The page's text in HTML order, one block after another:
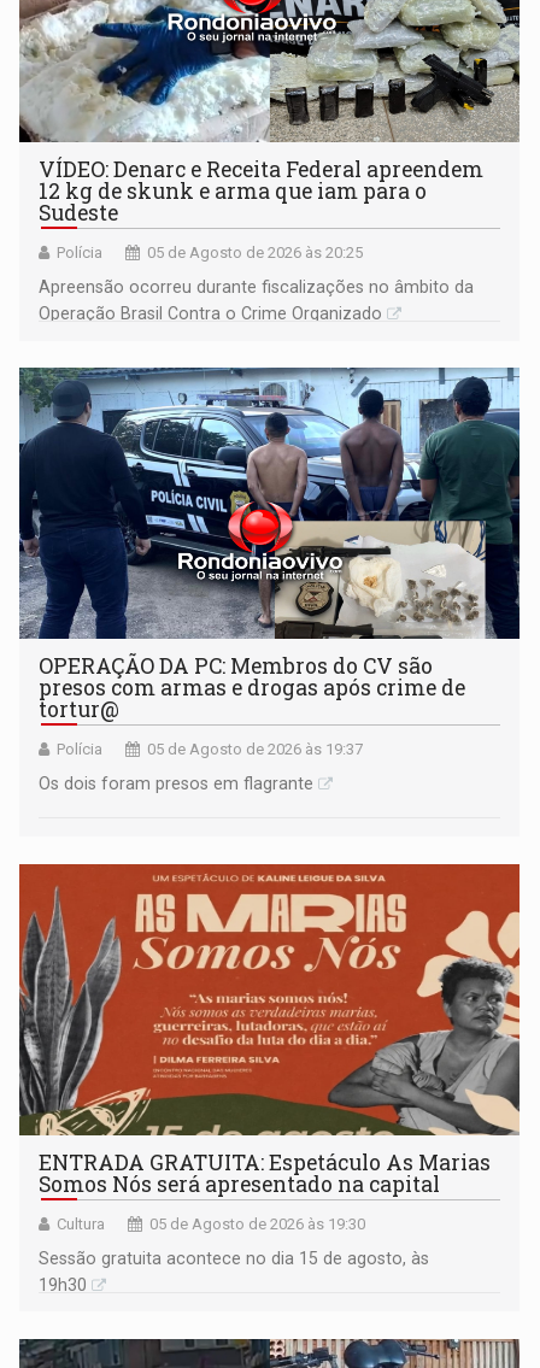
VÍDEO: Denarc e Receita Federal apreendem
12 kg de skunk e arma que iam para o
Sudeste
Polícia 05 de Agosto de 2026 às 20:25
Apreensão ocorreu durante fiscalizações no âmbito da
Operação Brasil Contra o Crime Organizado
OPERAÇÃO DA PC: Membros do CV são
presos com armas e drogas após crime de
tortur@
Polícia 05 de Agosto de 2026 às 19:37
Os dois foram presos em flagrante
ENTRADA GRATUITA: Espetáculo As Marias
Somos Nós será apresentado na capital
Cultura 05 de Agosto de 2026 às 19:30
Sessão gratuita acontece no dia 15 de agosto, às
19h30